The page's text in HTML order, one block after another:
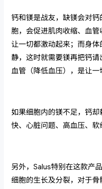
钙和镁是战友，缺镁会对
胞，会促进肌肉收缩、血管
让一切都激动起来；而身
静，这时就需要镁再把钙请
血管（降低血压），是让一
如果细胞内的镁不足，钙
快、心脏问题、高血压、软
另外，Salus特别在这款产
细胞的生长及分裂，对于